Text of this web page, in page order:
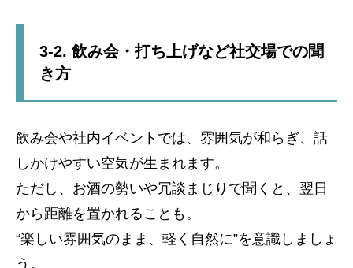
3-2. 飲み会・打ち上げなど社交場での聞
き方
飲み会や社内イベントでは、雰囲気が和らぎ、話
しかけやすい空気が生まれます。
ただし、お酒の勢いや冗談まじりで聞くと、翌日
から距離を置かれることも。
“楽しい雰囲気のまま、軽く自然に”を意識しましょ
う。